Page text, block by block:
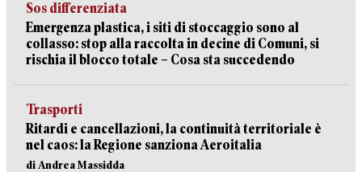
Sos differenziata
Emergenza plastica, i siti di stoccaggio sono al
collasso: stop alla raccolta in decine di Comuni, si
rischia il blocco totale – Cosa sta succedendo
Trasporti
Ritardi e cancellazioni, la continuità territoriale è
nel caos: la Regione sanziona Aeroitalia
di Andrea Massidda